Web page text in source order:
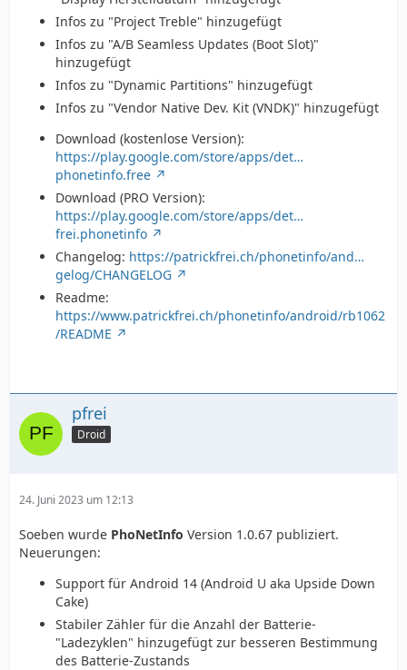
Infos zu "Project Treble" hinzugefügt
Infos zu "A/B Seamless Updates (Boot Slot)"
hinzugefügt
Infos zu "Dynamic Partitions" hinzugefügt
Infos zu "Vendor Native Dev. Kit (VNDK)" hinzugefügt
Download (kostenlose Version):
https://play.google.com/store/apps/det…
phonetinfo.free
Download (PRO Version):
https://play.google.com/store/apps/det…
frei.phonetinfo
Changelog: https://patrickfrei.ch/phonetinfo/and…
gelog/CHANGELOG
Readme:
https://www.patrickfrei.ch/phonetinfo/android/rb1062
/README
pfrei
Droid
24. Juni 2023 um 12:13
Soeben wurde PhoNetInfo Version 1.0.67 publiziert.
Neuerungen:
Support für Android 14 (Android U aka Upside Down
Cake)
Stabiler Zähler für die Anzahl der Batterie-
"Ladezyklen" hinzugefügt zur besseren Bestimmung
des Batterie-Zustands